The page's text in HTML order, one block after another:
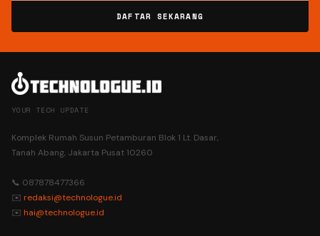
DAFTAR SEKARANG
YOUR TECH UPDATE
Komplek Rumah Susun Petamburan Blok 1 Lt. Dasar,
Tanah Abang, Jakarta Pusat 10260
📞 087878477366
✉️ redaksi@technologue.id
✉️ hai@technologue.id